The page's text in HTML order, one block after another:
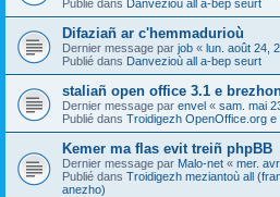
Publié dans Danvezioù all a-bep seurt
Difaziañ ar c'hemmadurioù
Dernier message par job « lun. août 24,
Publié dans Danvezioù all a-bep seurt
staliañ open office 3.1 e
Dernier message par envel « sam. mai
Publié dans Troidigezh OpenOffice.org
Kemer ma flas evit treiñ phpBB
Dernier message par Malo-net « mer.
Publié dans Troidigezh meziantoù all
anezho)